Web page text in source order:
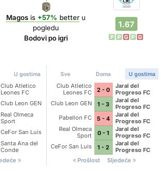
Magos is +57% better u
pogledu
Bodovi po igri
1.67
P P G P G
U gostima
Club Atletico
Leones FC
Club Leon GEN
Real Olmeca
Sport
Empresarios del
Rincon
CeFor San Luis
Santa Ana del
Conde
Sve Doma U gostima
Club Atletico
Leones FC
2 - 0
Jaral del
Progreso FC
Ocoteros de
Cueramaro
Club Leon GEN 1 - 3
Jaral del
Progreso FC
Ocoteros de
Cueramaro
Pabellon FC 5 - 4
Jaral del
Progreso FC
Ocoteros de
Cueramaro
Real Olmeca
Sport
Empresarios del
Rincon
0 - 1
Jaral del
Progreso FC
Ocoteros de
Cueramaro
CeFor San Luis 1 - 2
Jaral del
Progreso FC
Ocoteros de
Cueramaro
Prošlost Sljedeće